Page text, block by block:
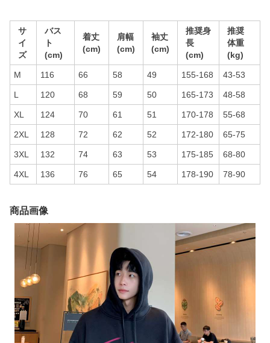
サ
イ
ズ
バス
ト
(cm)
着丈
(cm)
肩幅
(cm)
袖丈
(cm)
推奨身
長
(cm)
推奨
体重
(kg)
M 116 66 58 49 155-168 43-53
L 120 68 59 50 165-173 48-58
XL 124 70 61 51 170-178 55-68
2XL 128 72 62 52 172-180 65-75
3XL 132 74 63 53 175-185 68-80
4XL 136 76 65 54 178-190 78-90
商品画像